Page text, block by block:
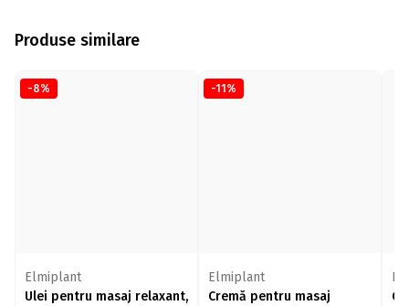
Produse similare
-8%
Elmiplant
Ulei pentru masaj relaxant,
-11%
Elmiplant
Cremă pentru masaj